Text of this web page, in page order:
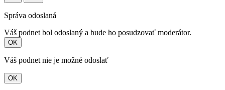
Správa odoslaná
Váš podnet bol odoslaný a bude ho posudzovať moderátor.
OK
Váš podnet nie je možné odoslať
OK